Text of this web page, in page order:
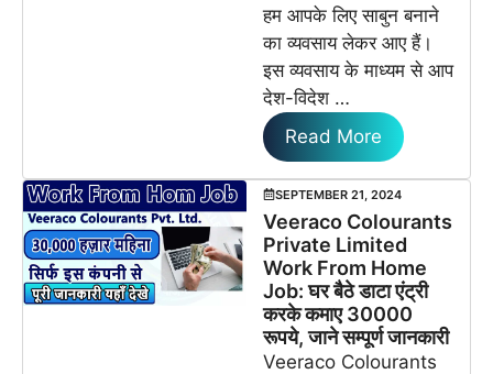
हम आपके लिए साबुन बनाने
का व्यवसाय लेकर आए हैं।
इस व्यवसाय के माध्यम से आप
देश-विदेश …
Read More
SEPTEMBER 21, 2024
Veeraco Colourants
Private Limited
Work From Home
Job: घर बैठे डाटा एंट्री
करके कमाए 30000
रूपये, जाने सम्पूर्ण जानकारी
Veeraco Colourants